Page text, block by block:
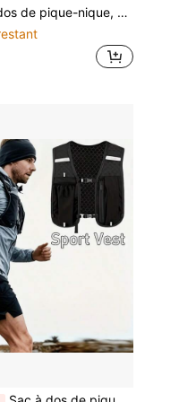
Sac à dos bandoulière | Sac de poitrine bandoulière sac de fitness unisexe | Sac de pickleball peut contenir 4 raquettes et tout autre équipement